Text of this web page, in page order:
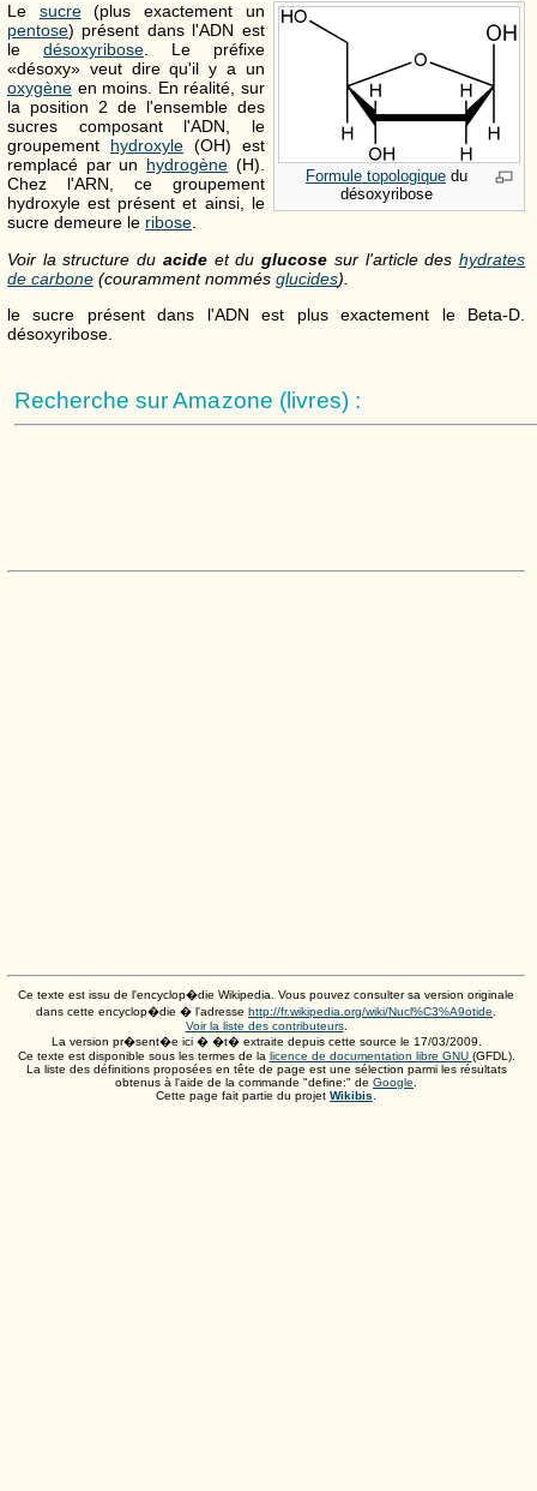
Formule topologique du
désoxyribose
Le sucre(plus exactement un
pentose) présent dans l'ADN est
le désoxyribose. Le préfixe
«désoxy» veut dire qu'il y a un
oxygène en moins. En réalité, sur
la position 2 de l'ensemble des
sucres composant l'ADN, le
groupement hydroxyle(OH) est
remplacé par un hydrogène (H).
Chez l'ARN, ce groupement
hydroxyle est présent et ainsi, le
sucre demeure le ribose.
Voir la structure du acideet duglucose sur l'article deshydrates
de carbone (couramment nommés glucides).
le sucre présent dans l'ADN est plus exactement le Beta-D.
désoxyribose.
Recherche sur Amazone (livres) :
Ce texte est issu de l'encyclop�die Wikipedia. Vous pouvez consulter sa version originale
dans cette encyclop�die � l'adresse http://fr.wikipedia.org/wiki/Nucl%C3%A9otide
Voir la liste des contributeurs.
La version pr�sent�e ici � �t� extraite depuis cette source le 17/03/2009
Ce texte est disponible sous les termes de la licence de documentation libre GNU (GFDL).
La liste des définitions proposées en tête de page est une sélection parmi les résultats
obtenus à l'aide de la commande "define:" de Google
Cette page fait partie du projet Wikibis